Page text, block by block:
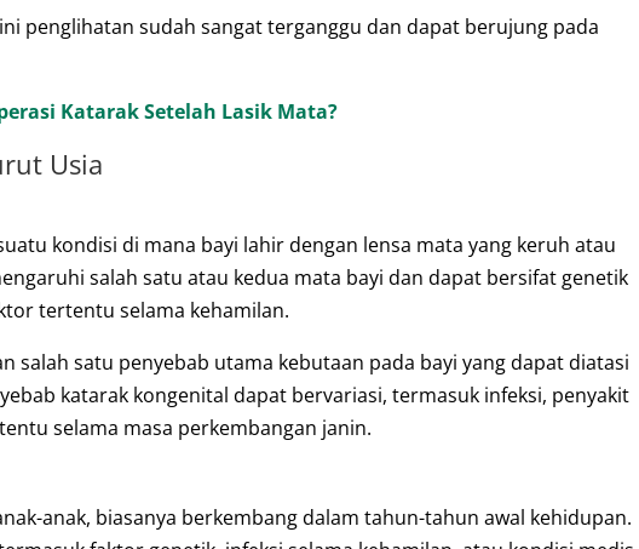
penglihatan sudah sangat terganggu dan dapat berujung pada
Katarak Setelah Lasik Mata?
Usia
kondisi di mana bayi lahir dengan lensa mata yang keruh atau
salah satu atau kedua mata bayi dan dapat bersifat genetik
tertentu selama kehamilan.
salah satu penyebab utama kebutaan pada bayi yang dapat diatasi
katarak kongenital dapat bervariasi, termasuk infeksi, penyakit
selama masa perkembangan janin.
anak, biasanya berkembang dalam tahun-tahun awal kehidupan.